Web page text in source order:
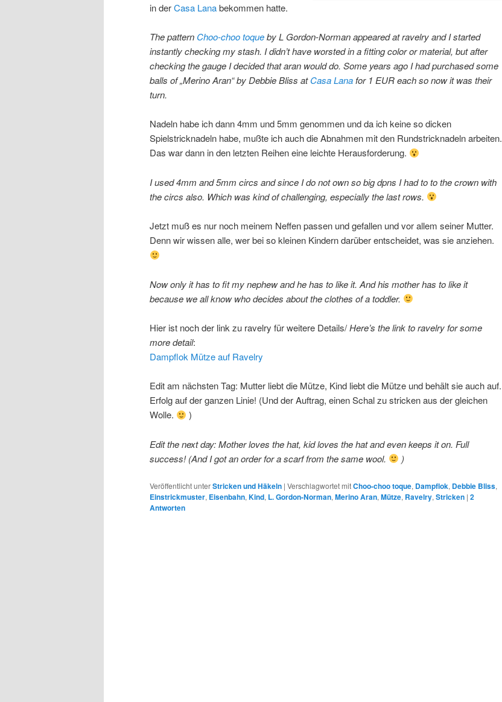
in derCasa Lanabekommen hatte.
The pattern Choo-choo toqueby L Gordon-Norman appeared at ravelry and I started
instantly checking my stash. I didn’t have worsted in a fitting color or material, but after
checking the gauge I decided that aran would do. Some years ago I had purchased some
balls of „Merino Aran“ by Debbie Bliss atCasa Lana for 1 EUR each so now it was their
turn.
Nadeln habe ich dann 4mm und 5mm genommen und da ich keine so dicken
Spielstricknadeln habe, mußte ich auch die Abnahmen mit den Rundstricknadeln arbeiten.
Das war dann in den letzten Reihen eine leichte Herausforderung.
I used 4mm and 5mm circs and since I do not own so big dpns I had to to the crown with
the circs also. Which was kind of challenging, especially the last rows.
Jetzt muß es nur noch meinem Neffen passen und gefallen und vor allem seiner Mutter.
Denn wir wissen alle, wer bei so kleinen Kindern darüber entscheidet, was sie anziehen.
Now only it has to fit my nephew and he has to like it. And his mother has to like it
because we all know who decides about the clothes of a toddler.
Hier ist noch der link zu ravelry für weitere Details/Here’s the link to ravelry for some
more detail:
Dampflok Mütze auf Ravelry
Edit am nächsten Tag: Mutter liebt die Mütze, Kind liebt die Mütze und behält sie auch auf.
Erfolg auf der ganzen Linie! (Und der Auftrag, einen Schal zu stricken aus der gleichen
Wolle.
)
Edit the next day: Mother loves the hat, kid loves the hat and even keeps it on. Full
success! (And I got an order for a scarf from the same wool.
)
Veröffentlicht unterStricken und Häkeln | Verschlagwortet mitChoo-choo toque, Dampflok, Debbie Bliss,
Einstrickmuster, Eisenbahn, Kind, L. Gordon-Norman, Merino Aran, Mütze, Ravelry, Stricken | 2
Antworten